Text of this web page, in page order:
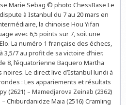
PRIX
FÉMININ
À
ISTANBUL
RONDE
8
LUNDI
À
14H
Marie Sebag © photo ChessBase Le
à Istanbul du 7 au 20 mars en
la chinoise Hou Yifan
avec 6,5 points sur 7, soit une
La numéro 1 française des échecs,
3,5/7 au profit de sa victoire d’hier.
8, l’équatorienne Baquero Martha
noires. Le direct live d’Istanbul lundi à
: Les appariements et résultats
(2621) – Mamedjarova Zeinab (2362)
Chiburdanidze Maia (2516) Cramling